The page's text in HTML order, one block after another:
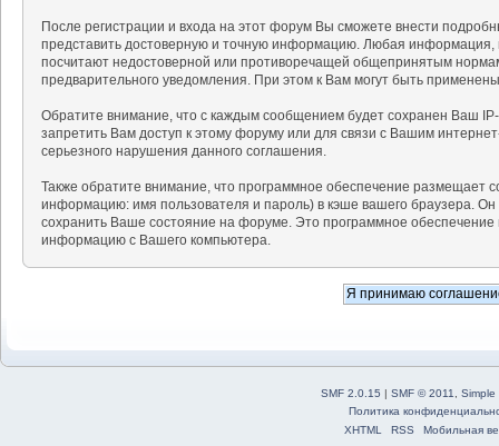
После регистрации и входа на этот форум Вы сможете внести
представить достоверную и точную информацию. Любая информация,
посчитают недостоверной или противоречащей общепринятым
предварительного уведомления. При этом к Вам могут быть
Обратите внимание, что с каждым сообщением будет сохранен Ваш
запретить Вам доступ к этому форуму или для связи с Вашим
серьезного нарушения данного соглашения.
Также обратите внимание, что программное обеспечение размещает
информацию: имя пользователя и пароль) в кэше вашего браузера.
сохранить Ваше состояние на форуме. Это программное обеспечение
информацию с Вашего компьютера.
SMF 2.0.15 | SMF © 2011
Simple
Политика
XHTML
RSS Мобильная